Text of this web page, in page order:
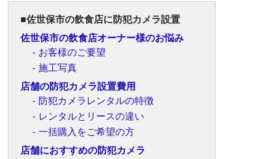
佐世保市の飲食店に防犯カメラ設置
佐世保市の飲食店オーナー様のお悩み
お客様のご要望
施工写真
店舗の防犯カメラ設置費用
防犯カメラレンタルの特徴
レンタルとリースの違い
一括購入をご希望の方
店舗におすすめの防犯カメラ